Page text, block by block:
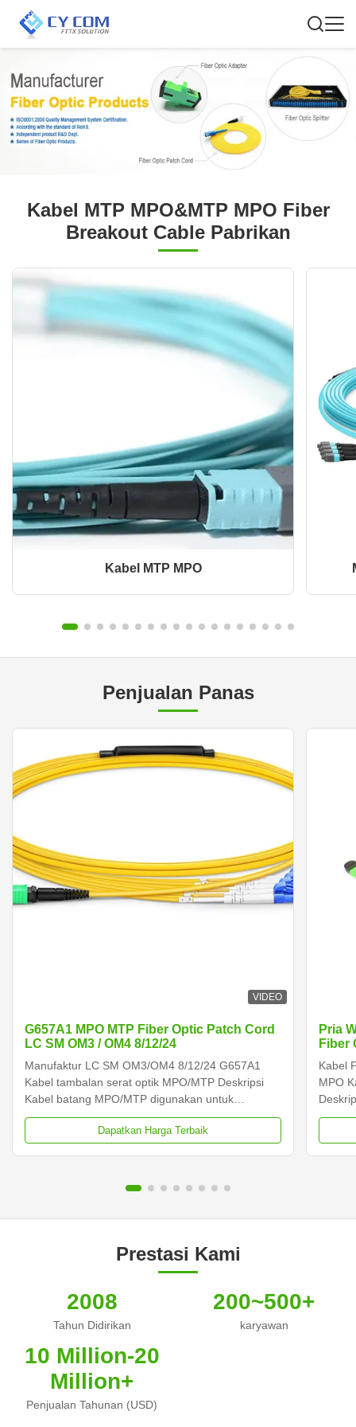
Kabel MTP MPO&MTP MPO Fiber
Breakout Cable Pabrikan
Kabel MTP MPO
Penjualan Panas
VIDEO
G657A1 MPO MTP Fiber Optic Patch Cord
LC SM OM3 / OM4 8/12/24
Manufaktur LC SM OM3/OM4 8/12/24 G657A1
Kabel tambalan serat optik MPO/MTP Deskripsi
Kabel batang MPO/MTP digunakan untuk
menghubungkan kaset, panel atau kipas MPO
yang kokoh,dan penyebaran kabel backbone
Dapatkan Harga Terbaik
Pria
Fiber
Kabel
MPO
Prestasi Kami
2008
Tahun Didirikan
200~500+
karyawan
10 Million-20
Million+
Penjualan Tahunan (USD)